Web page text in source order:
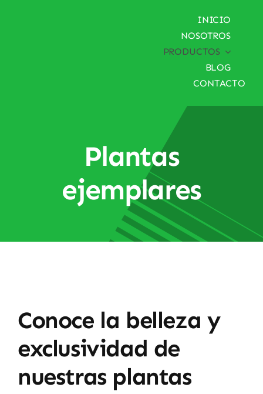
INICIO
NOSOTROS
PRODUCTOS
BLOG
CONTACTO
Plantas
ejemplares
Conoce la belleza y
exclusividad de
nuestras plantas